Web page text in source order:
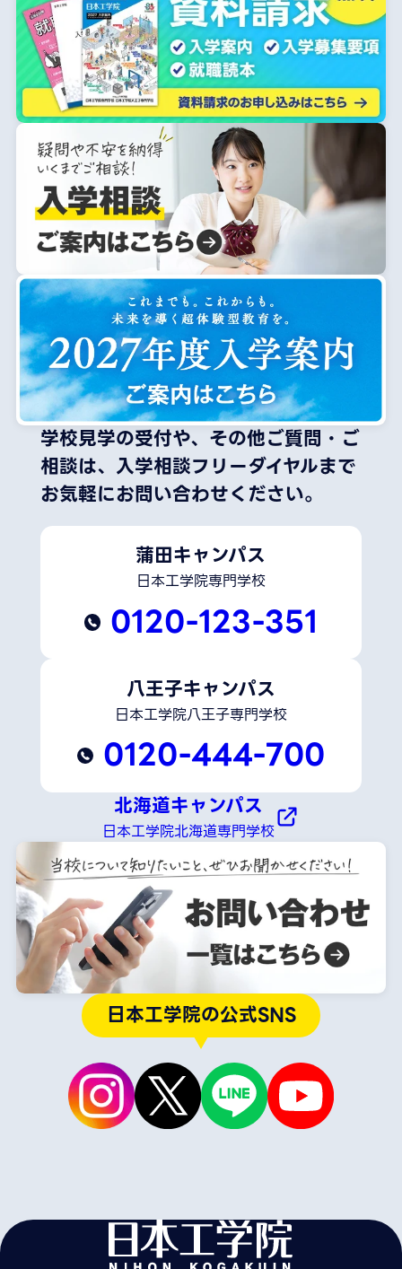
学校見学の受付や、その他ご質問・ご
相談は、 入学相談フリーダイヤルまで
お気軽にお問い合わせください。
蒲田キャンパス
日本工学院専門学校
0120-123-351
八王子キャンパス
日本工学院八王子専門学校
0120-444-700
北海道キャンパス
日本工学院北海道専門学校
日本工学院の公式SNS